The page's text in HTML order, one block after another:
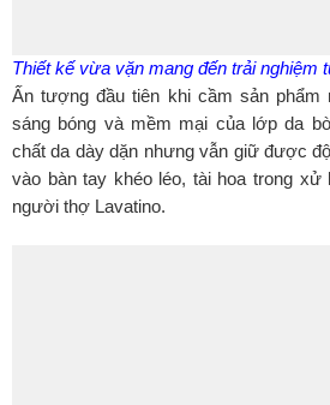
Thiết kế vừa vặn mang đến trải nghiệm
Ấn tượng đầu tiên khi cầm sản
sáng bóng và mềm mại của lớp da
chất da dày dặn nhưng vẫn giữ được
vào bàn tay khéo léo, tài hoa trong
người thợ Lavatino.